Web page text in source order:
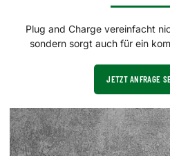
Plug and Charge vereinfacht
sondern sorgt auch für ein
JETZT ANFRAGE